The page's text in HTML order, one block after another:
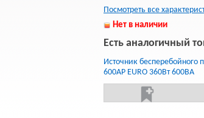
Посмотреть все
Нет в наличии
Есть аналогичный
Источник бесперебойного
600AP EURO 360Вт 600ВА